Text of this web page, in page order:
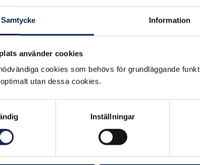
Samtycke Information
använder cookies
cookies som behövs för grundläggande
utan dessa cookies.
Inställningar
Hon tillträder sin tjänst på Teaterunionen
Publicerad:2015-10-15